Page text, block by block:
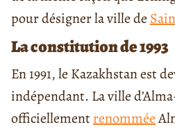
pour désigner la ville de
La constitution de 1993
En 1991, le Kazakhstan est
indépendant. La ville
officiellementrenommée